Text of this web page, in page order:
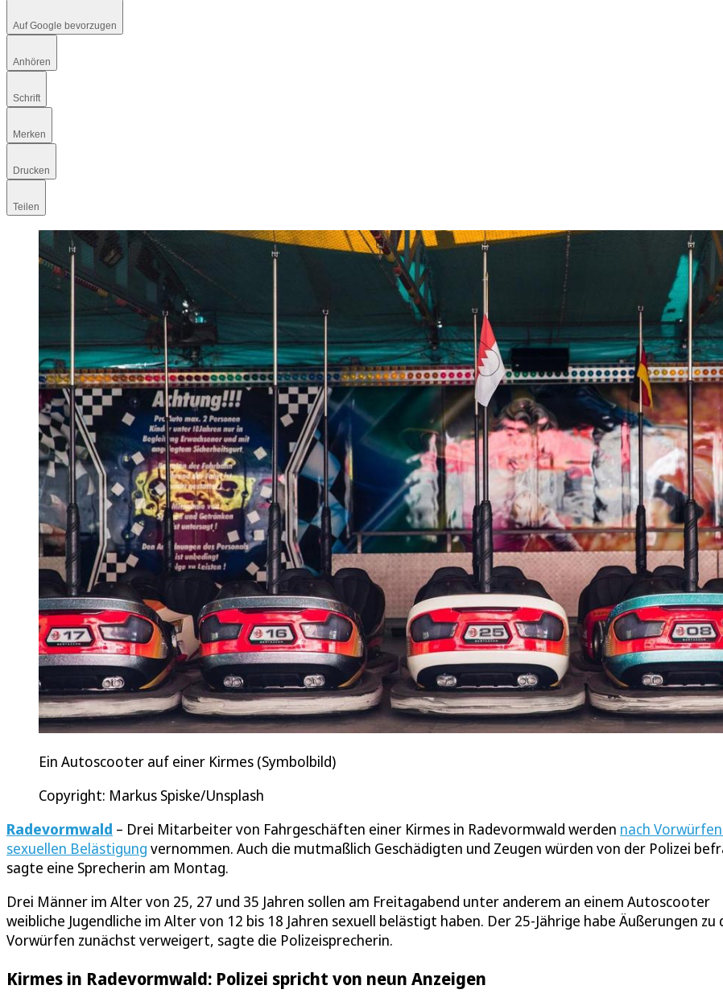
Auf Google bevorzugen
Anhören
Schrift
Merken
Drucken
Teilen
Ein Autoscooter auf einer Kirmes (Symbolbild)
Copyright: Markus Spiske/Unsplash
Radevormwald – Drei Mitarbeiter von Fahrgeschäften einer Kirmes in Radevormwald werden nach
sexuellen Belästigung vernommen. Auch die mutmaßlich Geschädigten und Zeugen würden von der Polizei
sagte eine Sprecherin am Montag.
Drei Männer im Alter von 25, 27 und 35 Jahren sollen am Freitagabend unter anderem an einem Autoscooter
weibliche Jugendliche im Alter von 12 bis 18 Jahren sexuell belästigt haben. Der 25-Jährige habe Äußerungen zu
Vorwürfen zunächst verweigert, sagte die Polizeisprecherin.
Kirmes in Radevormwald: Polizei spricht von neun Anzeigen